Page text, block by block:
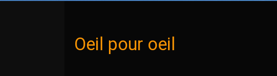
Oeil pour oeil